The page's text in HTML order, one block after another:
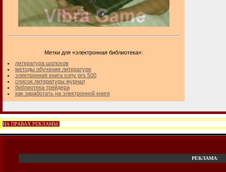
Метки для «электронная библиотека»:
литература шолохов
методы обучения литературе
электронная книга sony prs 500
список литературы журнал
библиотека трейдера
как заработать на электронной книге
НА ПРАВАХ РЕКЛАМЫ:
РЕКЛАМА: